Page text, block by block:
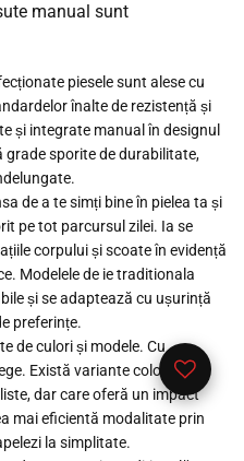
manual sunt
piesele sunt alese cu
înalte de rezistență și
și integrate manual în designul
grade sporite de durabilitate,
de a te simți bine în pielea ta și
pe tot parcursul zilei. Ia se
corpului și scoate în evidență
Modelele de ie traditionala
și se adaptează cu ușurință
preferințe.
de culori și modele. Cu
Există variante colorate în
dar care oferă un impact
mai eficientă modalitate prin
la simplitate.
Lista